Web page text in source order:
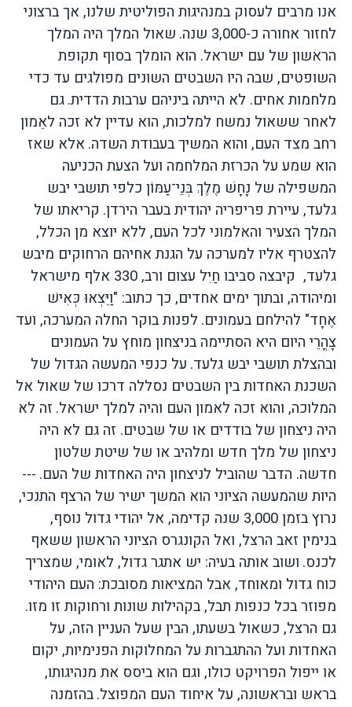
אנו מרבים לעסוק במנהיגות הפוליטית שלנו,אך ברצוני
לחזור אחורה כ-3,000 שנה. שאול המלך היה המלך
הראשון של עם ישראל. הוא הומלך בסוף תקופת
השופטים, שבה היו השבטים השונים מפולגים עד כדי
מלחמותאחים. לא הייתה ביניהם ערבות הדדית.גם
לאחר ששאול נמשח למלכות, הוא עדיין לא זכה לאֵמון
רחב מצד העם, והוא המשיךבעבודת השדה.אלא שאז
הוא שמע על הכרזת המלחמה ועל הצעת הכניעה
המשפילה של נָחָשׁ מֶלֶךְ בְּנֵי־עַמּוֹן כלפי תושבי יבש
גלעד, עיירת פריפריה יהודיתבעבר הירדן. קריאתו של
המלך הצעיר והאלמוני לכל העם, ללא יוצא מן הכלל,
להצטרף אליו למערכה על הגנתאחיהם הרחוקים מיבש
גלעד, קיבצה סביבו חַיִל עצום ורב, 330 אלף מישראל
ומיהודה, ובתוך ימים אחדים, כך כתוב: "וַיֵּצְאוּ כְּאִישׁ
אֶחָד" להילחם בעמונים. לפנותבוקר החלה המערכה, ועד
צָהֳרֵי היום היא הסתיימה בניצחון מוחץ על העמונים
ובהצלת תושבי יבש גלעד. על כנפי המעשה הגדול של
השכנת האחדותבין השבטים נסללה דרכו של שאול אל
המלוכה, והוא זכה לאמון העם והיה למלך ישראל. זה לא
היה ניצחון של בודדים או של שבטים. זה גם לא היה
ניצחון של מלך חדש ומלהיב או של שיטת שלטון
חדשה. הדבר שהוביל לניצחון היה האחדות של העם.
---
היות שהמעשה הציוני הוא המשך ישיר של הרצף התנכי,
נרוץבזמן שנה קדימה,אל יהודיגדול נוסף,
בנימין זאב הרצל, ואל הקונגרס הציוני הראשון ששאף
לכנס. ושובאותה בעיה: יש אתגרגדול, לאומי, שמצריך
כוח גדול ומאוחד,אבל המציאות מסובכת: העם היהודי
מפוזרבכל כנפות תבל,בקהילות שונות ורחוקות זו מזו.
גם הרצל, כשאול בשעתו, הבין שעל העניין הזה, על
האחדות ועל ההתגברות על המחלוקות הפנימיות, יקום
או ייפול הפרויקט כולו, וגם הוא ביסס את מנהיגותו,
בראש ובראשונה, על איחוד העם המפוצל.בהזמנה